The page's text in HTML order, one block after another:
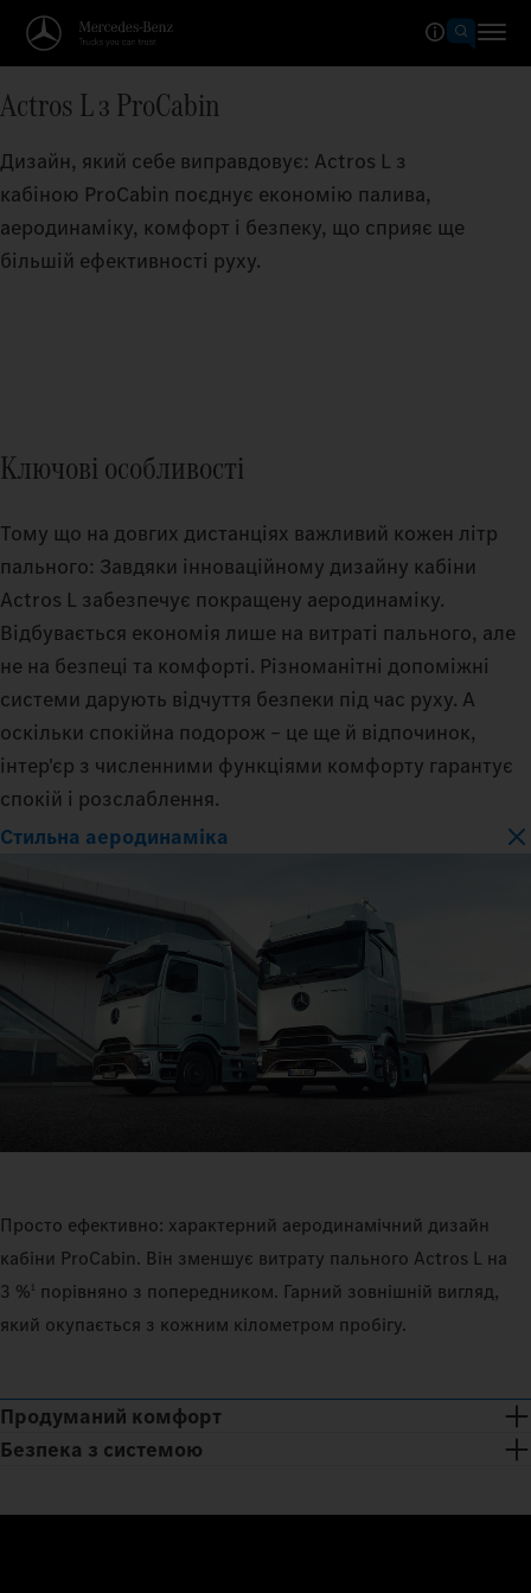
Actros L з ProCabin
Дизайн, який себе виправдовує: Actros L з
кабіною ProCabin поєднує економію палива,
аеродинаміку, комфорт і безпеку, що сприяє ще
більшій ефективності руху.
Ключові особливості
Тому що на довгих дистанціях важливий кожен літр
пального: Завдяки інноваційному дизайну кабіни
Actros L забезпечує покращену аеродинаміку.
Відбувається економія лише на витраті пального, але
не на безпеці та комфорті. Різноманітні допоміжні
системи дарують відчуття безпеки під час руху. А
оскільки спокійна подорож – це ще й відпочинок,
інтер'єр з численними функціями комфорту гарантує
спокій і розслаблення.
Стильна аеродинаміка
Просто ефективно: характерний аеродинамічний дизайн
кабіни ProCabin. Він зменшує витрату пального Actros L на
3 % 1
порівняно з попередником. Гарний зовнішній вигляд,
який окупається з кожним кілометром пробігу.
Продуманий комфорт
Безпека з системою